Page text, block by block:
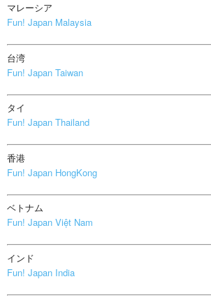
マレーシア
Fun! Japan Malaysia
台湾
Fun! Japan Taiwan
タイ
Fun! Japan Thailand
香港
Fun! Japan HongKong
ベトナム
Fun! Japan Việt Nam
インド
Fun! Japan India